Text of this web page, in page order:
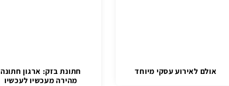
אולם לאירוע עסקי מיוחד
חתונת בזק: ארגון חתונה
מהירה מעכשיו לעכשיו